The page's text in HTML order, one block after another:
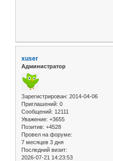
xuser
Администратор
Зарегистрирован: 2014-04-06
Приглашений: 0
Сообщений: 12111
Уважение: +3655
Позитив: +4528
Провел на форуме:
7 месяцев 3 дня
Последний визит:
2026-07-21 14:23:53